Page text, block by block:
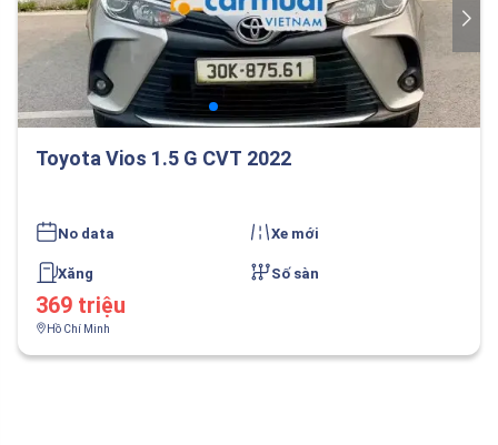
Toyota Vios 1.5 G CVT 2022
No data Xe mới
Xăng Số sàn
369 triệu
Hồ Chí Minh